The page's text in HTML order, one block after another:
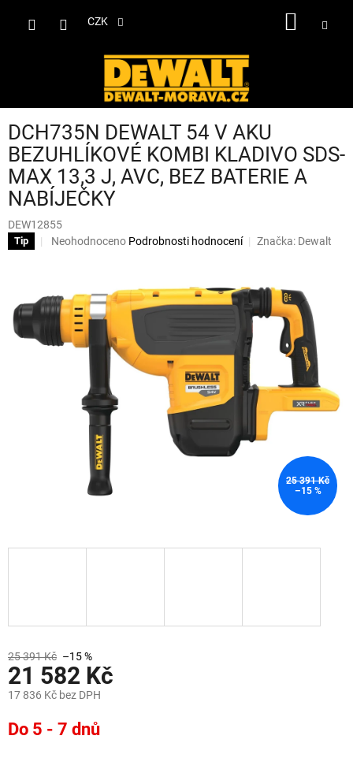
CZK
DCH735N DEWALT 54 V AKU
BEZUHLÍKOVÉ KOMBI KLADIVO SDS-
MAX 13,3 J, AVC, BEZ BATERIE A
NABÍJEČKY
DEW12855
Tip
Průměrné
0,0
z
hvězdiček.
Neohodnoceno Podrobnosti hodnocení Značka: Dewalt
25 391 Kč
–15 %
25 391 Kč –15 %
21 582 Kč
17 836 Kč bez DPH
cena:
Do 5 - 7 dnů